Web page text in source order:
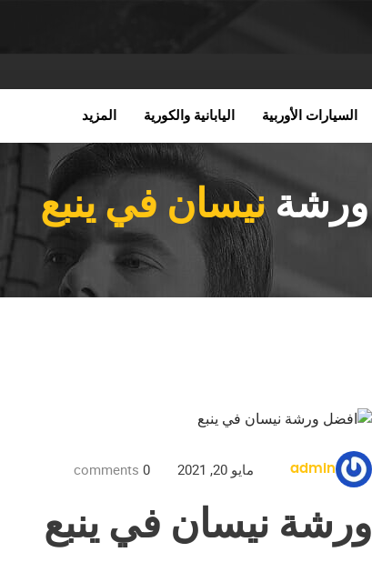
السيارات الأوربية اليابانية والكورية المزيد
ورشةنيسان في ينبع
admin مايو 20, 2021 0
ورشة نيسان في ينبع